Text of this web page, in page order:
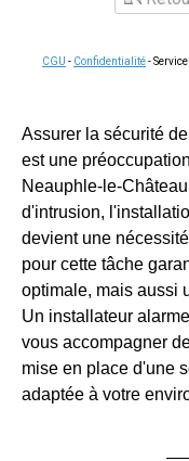
CGU - Confidentialité-
Assurer la sécurité
est une
Neauphle-le-
d'intrusion,
devient une
pour cette tâche
optimale, mais aussi
Un installateur
vous accompagner
mise en place d'une
adaptée à votre